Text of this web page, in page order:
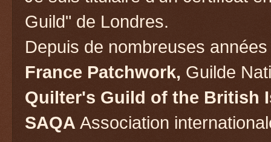
Guild" de Londres.
Depuis de nombreuses
France Patchwork, Guilde
Quilter's Guild of the British
SAQA Association